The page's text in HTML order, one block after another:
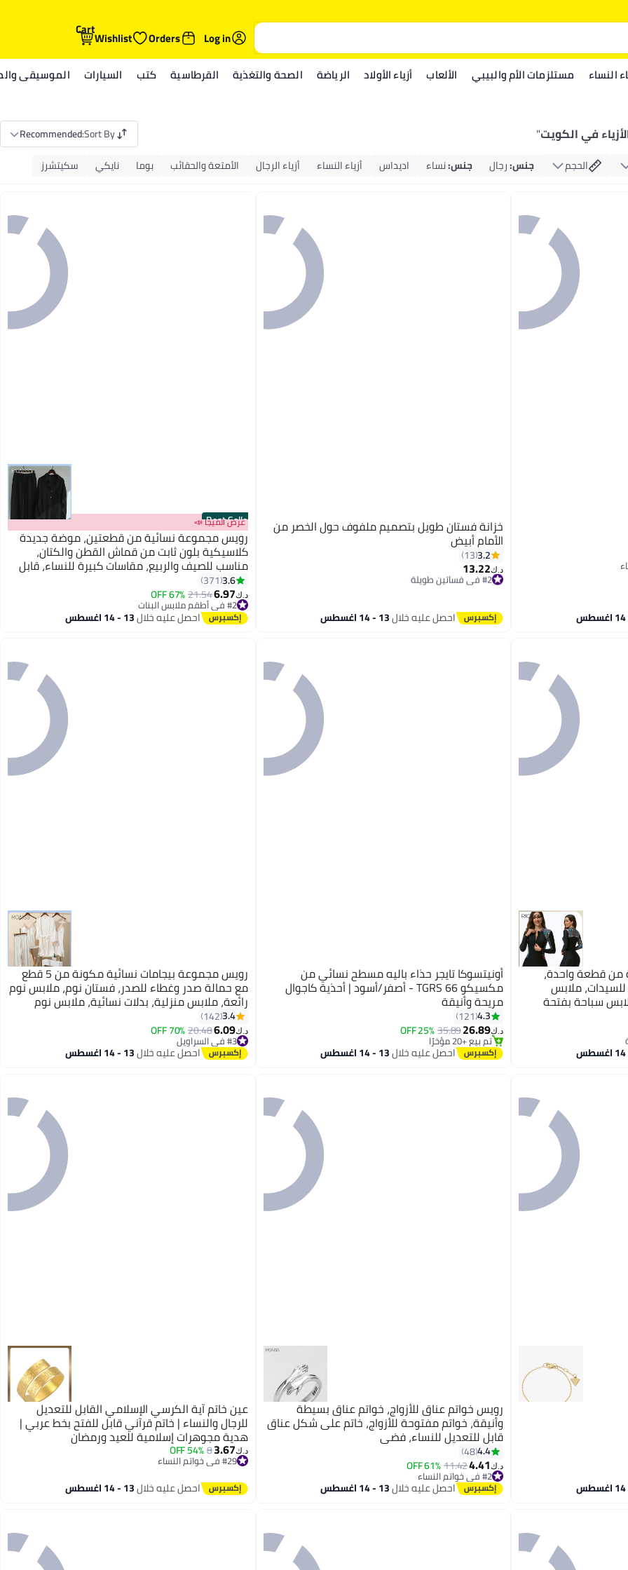
Log in
Orders
Wishlist
Cart
النساء مستلزمات الأم والبيبي الألعاب أزياء الأولاد الرياضة الصحة والتغذية القرطاسية كتب السيارات الموسيقى
في الكويت"
Sort By
:
Recommended
الحجم جنس:رجال جنس:نساء اديداس أزياء النساء أزياء الرجال الأمتعة والحقائب بوما نايكي سكيتشرز
خزانة فستان طويل بتصميم ملفوف حول الخصر من
الأمام أبيض
3.2
13
د.ك‏13.22
#2 في فساتين طويلة
تم بيع +10 مؤخرًا
#2 في فساتين طويلة
احصل عليه خلال13 - 14 اغسطس
Best Seller
عرض الميجا 📣
رويس مجموعة نسائية من قطعتين، موضة جديدة
كلاسيكية بلون ثابت من قماش القطن والكتان،
مناسب للصيف والربيع، مقاسات كبيرة للنساء، قابل
للتنفس وبارد، قميص طويل الأكمام بياقة، بنطلون
واسع.
3.6
371
د.ك‏6.97
21.54
67% OFF
#2 في أطقم ملابس البنات
#2 في أطقم ملابس البنات احصل عليه خلال13 - 14 اغسطس
من قطعة واحدة،
ملابس
سباحة بفتحة
سباحة رياضية
الماء، للسباحة،
على الماء، الغطس
13
أونيتسوكا تايجر حذاء باليه مسطح نسائي من
مكسيكو 66 TGRS - أصفر/أسود | أحذية كاجوال
مريحة وأنيقة
4.3
121
د.ك‏26.89
35.89
25% OFF
تم بيع +20 مؤخرًا
تم بيع +20 مؤخرًا احصل عليه خلال13 - 14 اغسطس
رويس مجموعة بيجامات نسائية مكونة من 5 قطع
مع حمالة صدر وغطاء للصدر، فستان نوم، ملابس نوم
رائعة، ملابس منزلية، بدلات نسائية، ملابس نوم
مطبوعة بالورود، ملابس داخلية، رداء، ملابس داخلية،
شورت، صيف وربيع
3.4
142
د.ك‏6.09
20.48
70% OFF
#3 في السراويل
#3 في السراويل احصل عليه خلال13 - 14 اغسطس
رويس خواتم عناق للأزواج، خواتم عناق بسيطة
وأنيقة، خواتم مفتوحة للأزواج، خاتم على شكل عناق
قابل للتعديل للنساء، فضي
4.4
48
د.ك‏4.41
11.42
61% OFF
#2 في خواتم النساء
#2 في خواتم النساء احصل عليه خلال13 - 14 اغسطس
عين خاتم آية الكرسي الإسلامي القابل للتعديل
للرجال والنساء | خاتم قرآني قابل للفتح بخط عربي |
هدية مجوهرات إسلامية للعيد ورمضان
د.ك‏3.67
8
54% OFF
#29 في خواتم النساء
احصل عليه خلال13 - 14 اغسطس